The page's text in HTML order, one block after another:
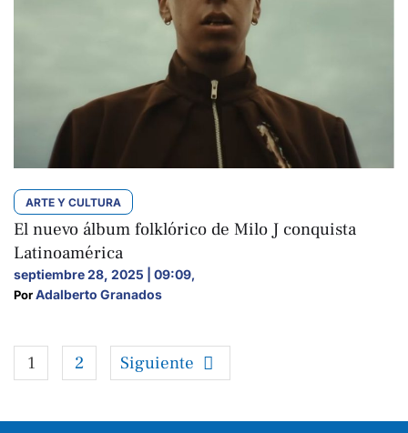
ARTE Y CULTURA
El nuevo álbum folklórico de Milo J conquista
Latinoamérica
septiembre 28, 2025 | 09:09,
Por Adalberto Granados
1 2 Siguiente